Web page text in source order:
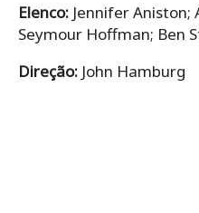
Elenco: Jennifer Aniston;
Seymour Hoffman; Ben
Direção: John Hamburg